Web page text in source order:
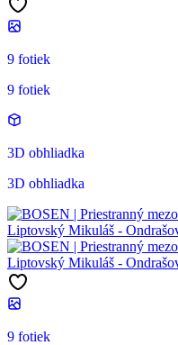
9 fotiek
9 fotiek
3D obhliadka
3D obhliadka
9 fotiek